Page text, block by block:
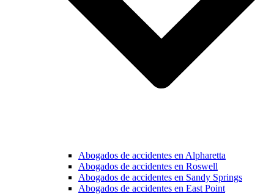
Abogados de accidentes en Alpharetta
Abogados de accidentes en Roswell
Abogados de accidentes en Sandy Springs
Abogados de accidentes en East Point